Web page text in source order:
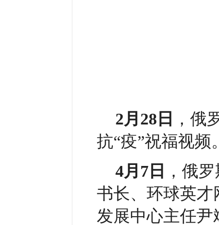
2月28日
，俄
抗“疫”祝福视频
4月7日
，俄
书长、环球英
发展中心主任